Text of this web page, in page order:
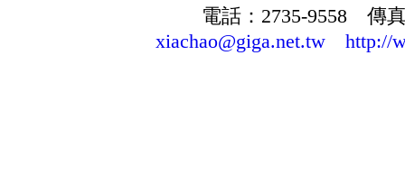
電話：2735-9558 傳
xiachao@giga.net.tw
http://